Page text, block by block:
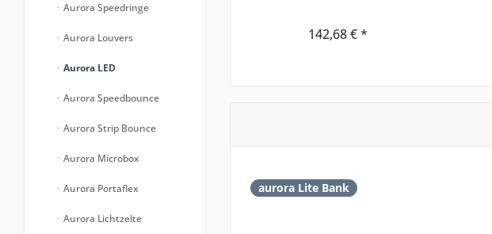
Aurora Speedringe
Aurora Louvers
Aurora LED
Aurora Speedbounce
Aurora Strip Bounce
Aurora Microbox
Aurora Portaflex
Aurora Lichtzelte
142,68 € *
aurora Lite Bank